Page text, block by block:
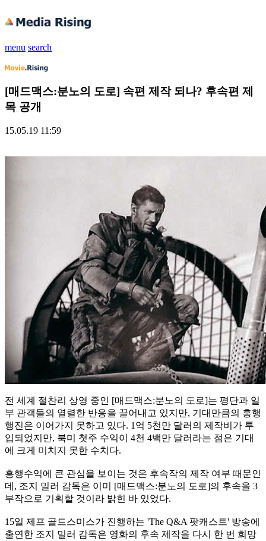
menu search
[매드맥스:분노의 도로] 속편 제작 되나? 후속편 제
목 공개
15.05.19 11:59
전 세계 절찬리 상영 중인 [매드맥스:분노의 도로]는 평단과 일
부 관객들의 열렬한 반응을 끌어내고 있지만, 기대만큼의 흥행
행진은 이어가지 못하고 있다. 1억 5천만 달러의 제작비가 투
입되었지만, 북미 첫주 수익이 4천 4백만 달러라는 점은 기대
에 크게 미치지 못한 수치다.
흥행수익에 큰 관심을 보이는 것은 후속작의 제작 여부 때문인
데, 조지 밀러 감독은 이미 [매드맥스:분노의 도로]의 후속을 3
부작으로 기획할 것이라 밝힌 바 있었다.
15일 제프 골드스미스가 진행하는 'The Q&A 팟캐스트' 방송에
출연한 조지 밀러 감독은 영화의 후속 제작을 다시 한 번 희망